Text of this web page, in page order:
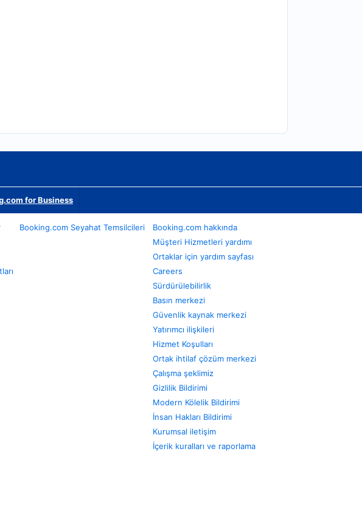
for Business
Booking.com Seyahat Temsilcileri
Booking.com hakkında
Müşteri Hizmetleri yardımı
Ortaklar için yardım sayfası
Careers
Sürdürülebilirlik
Basın merkezi
Güvenlik kaynak merkezi
Yatırımcı ilişkileri
Hizmet Koşulları
Ortak ihtilaf çözüm merkezi
Çalışma şeklimiz
Gizlilik Bildirimi
Modern Kölelik Bildirimi
İnsan Hakları Bildirimi
Kurumsal iletişim
İçerik kuralları ve raporlama